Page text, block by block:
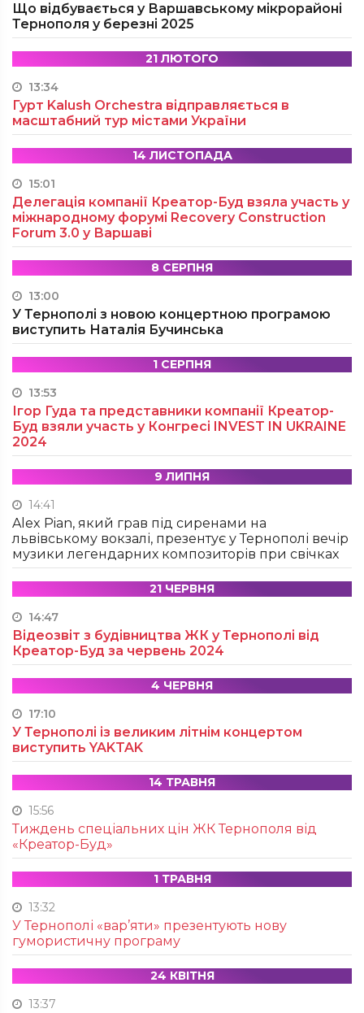
Що відбувається у Варшавському мікрорайоні
Тернополя у березні 2025
21 ЛЮТОГО
13:34
Гурт Kalush Orchestra відправляється в
масштабний тур містами України
14 ЛИСТОПАДА
15:01
Делегація компанії Креатор-Буд взяла участь у
міжнародному форумі Recovery Construction
Forum 3.0 у Варшаві
8 СЕРПНЯ
13:00
У Тернополі з новою концертною програмою
виступить Наталія Бучинська
1 СЕРПНЯ
13:53
Ігор Гуда та представники компанії Креатор-
Буд взяли участь у Конгресі INVEST IN UKRAINE
2024
9 ЛИПНЯ
14:41
Alex Pian, який грав під сиренами на
львівському вокзалі, презентує у Тернополі вечір
музики легендарних композиторів при свічках
21 ЧЕРВНЯ
14:47
Відеозвіт з будівництва ЖК у Тернополі від
Креатор-Буд за червень 2024
4 ЧЕРВНЯ
17:10
У Тернополі із великим літнім концертом
виступить YAKTAK
14 ТРАВНЯ
15:56
Тиждень спеціальних цін ЖК Тернополя від
«Креатор-Буд»
1 ТРАВНЯ
13:32
У Тернополі «вар’яти» презентують нову
гумористичну програму
24 КВІТНЯ
13:37